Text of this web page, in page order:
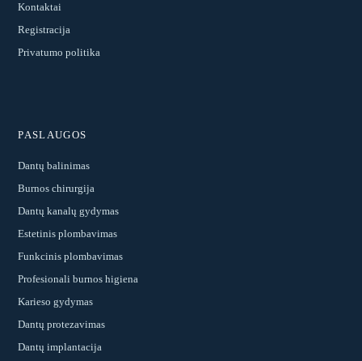
Kontaktai
Registracija
Privatumo politika
PASLAUGOS
Dantų balinimas
Burnos chirurgija
Dantų kanalų gydymas
Estetinis plombavimas
Funkcinis plombavimas
Profesionali burnos higiena
Karieso gydymas
Dantų protezavimas
Dantų implantacija